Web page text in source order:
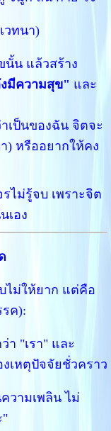
วทนา)
นั้น แล้วสร้าง
มีความสุข" และ
เป็นของฉัน จิตจะ
) หรืออยากให้คง
ไม่รู้จบ เพราะจิต
เอง
ไม่ให้ยาก แต่คือ
ค):
า "เรา" และ
งเหตุปัจจัยชั่วคราว
วามเพลิน ไม่
"